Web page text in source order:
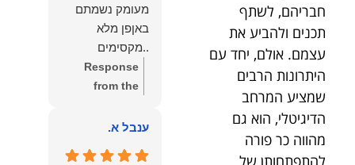
חבריהם, לשתף
תכנים ולהביע את
עצמם. אולם, יחד עם
היתרונות הרבים
שמציע המרחב
הדיגיטלי, הוא גם
מהווה כר פורה
להתפתחותן של
מעומק נשמתם
באןפן מלא
..מקסימים
ונעימים אוזן
קשבת, ונונתנים
מלא ואמיתי..שפו
עליכם..אני
Response
from the
רבה על המילים
והמרגשות.
ענבל א.